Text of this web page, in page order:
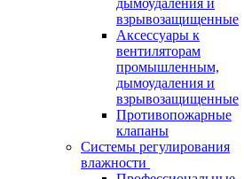
дымоудаления и
взрывозащищенные
Аксессуары к
вентиляторам
промышленным,
дымоудаления и
взрывозащищенные
Противопожарные
клапаны
Системы регулирования
влажности